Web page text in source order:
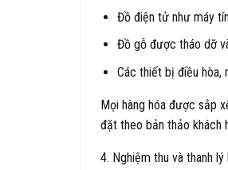
Đồ điện tử như máy
Đồ gỗ được tháo dỡ
Các thiết bị điều hòa,
Mọi hàng hóa được sắp
đặt theo bản thảo khách
4. Nghiệm thu và thanh lý